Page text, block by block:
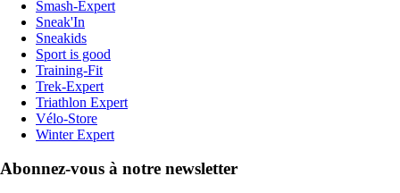
Smash-Expert
Sneak'In
Sneakids
Sport is good
Training-Fit
Trek-Expert
Triathlon Expert
Vélo-Store
Winter Expert
Abonnez-vous à notre newsletter